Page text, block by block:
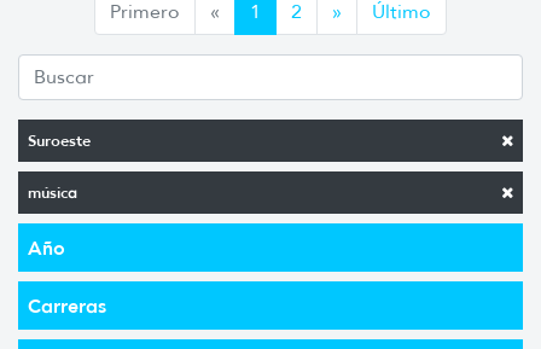
Suroeste
música
Año
Carreras
Primero « Anterior
1 2 » Siguiente
Último